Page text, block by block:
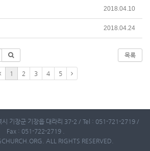
2018.04.10
2018.04.24
목록
1 2 3 4 5
기장군 기장읍 대라리 37-2 / Tel : 051-721-2719 /
Fax : 051-722-2719 .
ALL RIGHTS RESERVED.